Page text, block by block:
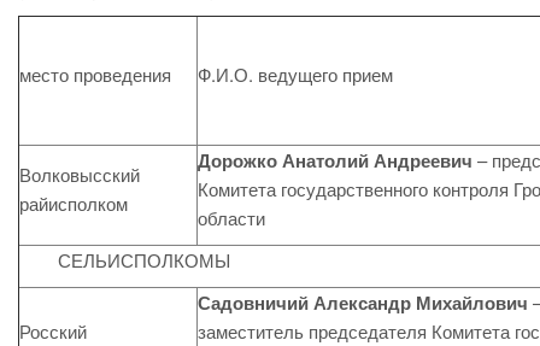
место проведения Ф.И.О. ведущего прием
Волковысский
райисполком
Дорожко Анатолий Андреевич –
Комитета государственного контроля
области
СЕЛЬИСПОЛКОМЫ
Росский
Садовничий Александр Михайлович
заместитель председателя Комитета